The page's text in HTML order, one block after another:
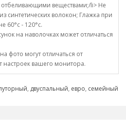
веществами;/li> Не
синтетических волокон; Глажка при
60°c - 120°c.
на наволочках может отличаться
фото могут отличаться от
настроек вашего монитора.
, двуспальный, евро, семейный